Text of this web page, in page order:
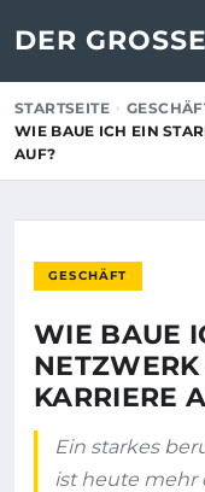
DER
STARTSEITE
WIE BAUE ICH EIN
AUF?
GESCHÄFT
WIE BAUE
KARRIERE
Ein starkes
ist heute mehr